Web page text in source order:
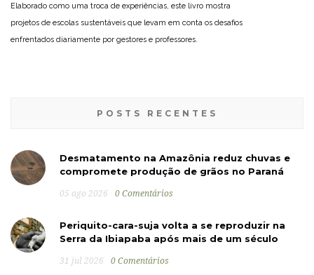
Elaborado como uma troca de experiências, este livro mostra
projetos de escolas sustentáveis que levam em conta os desafios
enfrentados diariamente por gestores e professores.
POSTS RECENTES
Desmatamento na Amazônia reduz chuvas e
compromete produção de grãos no Paraná
05 ago 2026 0 Comentários
Periquito-cara-suja volta a se reproduzir na
Serra da Ibiapaba após mais de um século
31 jul 2026 0 Comentários